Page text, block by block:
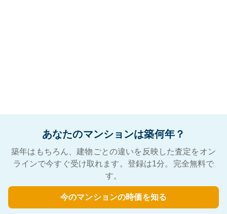
あなたのマンションは築何年？
築年はもちろん、建物ごとの違いを反映した査定をオン
ラインで今すぐ受け取れます。登録は1分。完全無料で
す。
今のマンションの時価を知る